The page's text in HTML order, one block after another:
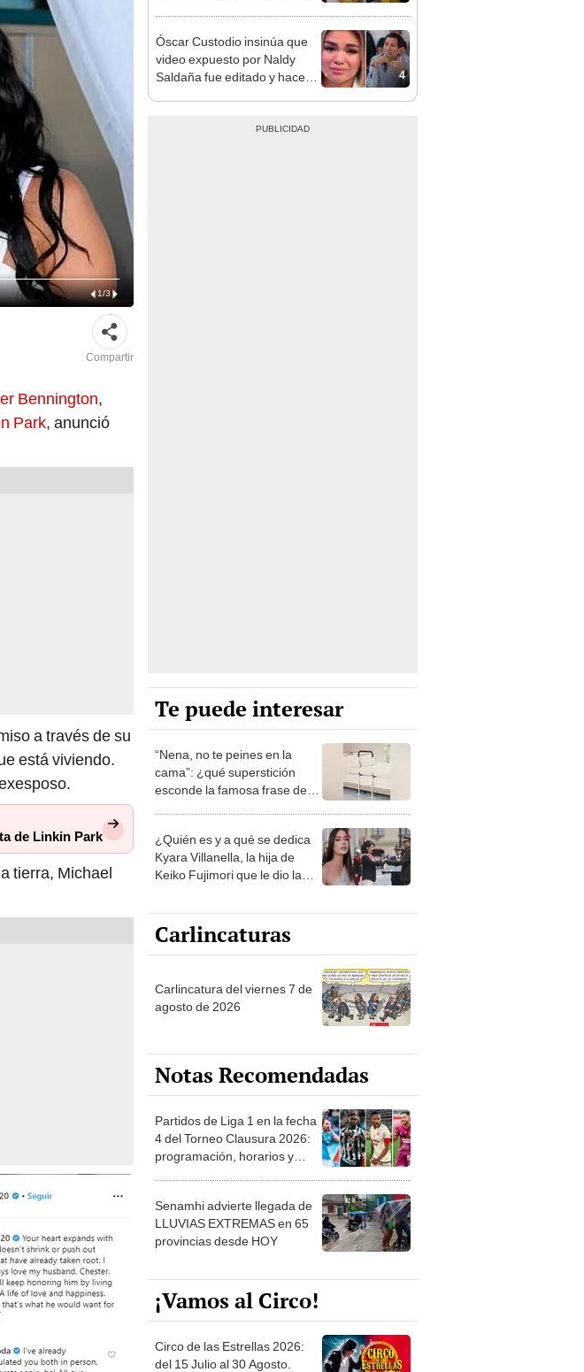
1/3
Compartir
Bennington,
Park, anunció
a través de su
está viviendo.
de Linkin Park
tierra, Michael
4
Óscar Custodio insinúa que
video expuesto por Naldy
Saldaña fue editado y hace
Te puede interesar
“Nena, no te peines en la
cama”: ¿qué superstición
esconde la famosa frase de
¿Quién es y a qué se dedica
Kyara Villanella, la hija de
Keiko Fujimori que le dio la
Carlincaturas
Carlincatura del viernes 7 de
agosto de 2026
Notas Recomendadas
Partidos de Liga 1 en la fecha
4 del Torneo Clausura 2026:
programación, horarios y
Senamhi advierte llegada de
LLUVIAS EXTREMAS en 65
provincias desde HOY
¡Vamos al Circo!
Circo de las Estrellas 2026:
del 15 Julio al 30 Agosto.